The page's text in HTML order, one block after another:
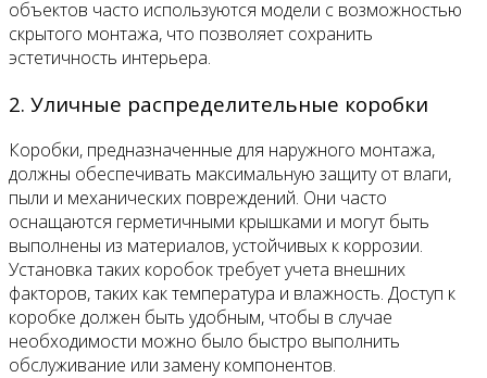
объектов часто используются модели с возможностью
скрытого монтажа, что позволяет сохранить
эстетичность интерьера.
2. Уличные распределительные коробки
Коробки, предназначенные для наружного монтажа,
должны обеспечивать максимальную защиту от влаги,
пыли и механических повреждений. Они часто
оснащаются герметичными крышками и могут быть
выполнены из материалов, устойчивых к коррозии.
Установка таких коробок требует учета внешних
факторов, таких как температура и влажность. Доступ к
коробке должен быть удобным, чтобы в случае
необходимости можно было быстро выполнить
обслуживание или замену компонентов.